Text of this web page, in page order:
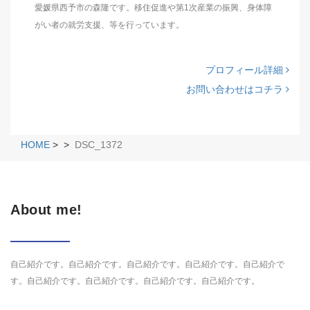
愛媛県西予市の森隆です。移住促進や第1次産業の振興、身体障
がい者の就労支援、等を行っています。
プロフィール詳細
お問い合わせはコチラ
HOME > > DSC_1372
About me!
自己紹介です。自己紹介です。自己紹介です。自己紹介です。自己紹介で
す。自己紹介です。自己紹介です。自己紹介です。自己紹介です。